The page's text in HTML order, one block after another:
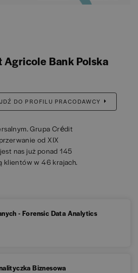
Agricole Bank Polska
DO PROFILU PRACODAWCY
Grupa Crédit
od XIX
nas już ponad 145
klientów w 46 krajach.
- Forensic Data Analytics
Biznesowa